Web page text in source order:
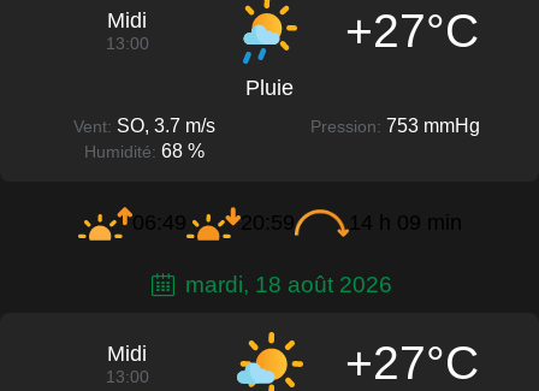
Midi
13:00 +27°C
Pluie
Vent: SO, 3.7 m/s Pression: 753 mmHg
Humidité: 68 %
06:49 20:59 14 h 09 min
mardi, 18 août 2026
Midi
13:00 +27°C